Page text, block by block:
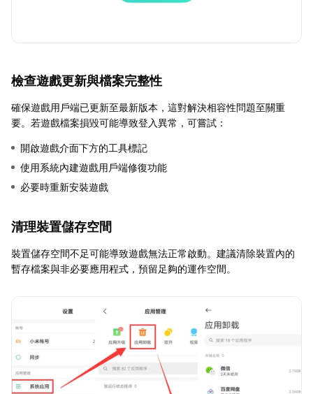
檢查遊戲更新與檔案完整性
確保遊戲用戶端已更新至最新版本，這對解決相容性問題至關重
要。若遊戲檔案損毀可能導致登入異常，可嘗試：
開啟遊戲介面下方的工具標記
使用系統內建遊戲用戶端修復功能
必要時重新安裝遊戲
清理裝置儲存空間
裝置儲存空間不足可能導致遊戲無法正常啟動。建議清除裝置內的
暫存檔案與非必要應用程式，預留足夠的運作空間。